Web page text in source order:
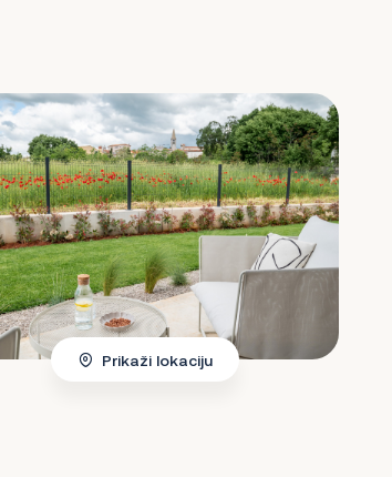
Prikaži lokaciju